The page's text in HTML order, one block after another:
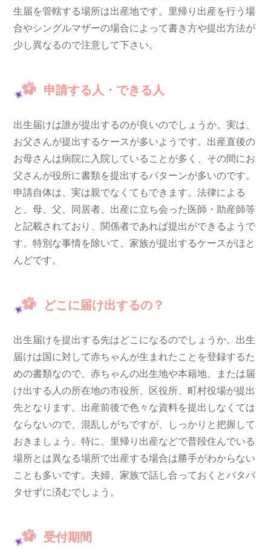
生届を管轄する場所は出産地です。里帰り出産を行う場
合やシングルマザーの場合によって書き方や提出方法が
少し異なるので注意して下さい。
申請する人・できる人
出生届けは誰が提出するのが良いのでしょうか。実は、
お父さんが提出するケースが多いようです。出産直後の
お母さんは病院に入院していることが多く、その間にお
父さんが役所に書類を提出するパターンが多いのです。
申請自体は、実は親でなくてもできます。法律による
と、母、父、同居者、出産に立ち会った医師・助産師等
と記載されており、関係者であれば提出ができるようで
す。特別な事情を除いて、家族が提出するケースがほと
んどです。
どこに届け出するの？
出生届けを提出する先はどこになるのでしょうか。出生
届けは国に対して赤ちゃんが生まれたことを登録するた
めの書類なので、赤ちゃんの出生地や本籍地、または届
け出する人の所在地の市役所、区役所、町村役場が提出
先となります。出産前後で色々な資料を提出しなくては
ならないので、混乱しがちですが、しっかりと把握して
おきましょう。特に、里帰り出産などで普段住んでいる
場所とは異なる場所で出産する場合は勝手がわからない
ことも多いです。夫婦、家族で話し合っておくとバタバ
タせずに済むでしょう。
受付期間